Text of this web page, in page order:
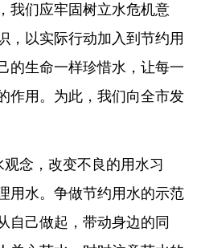
我们应牢固树立水危机意
，以实际行动加入到节约用
的生命一样珍惜水，让每一
作用。为此，我们向全市发
念，改变不良的用水习
用水。争做节约用水的示范
自己做起，带动身边的同